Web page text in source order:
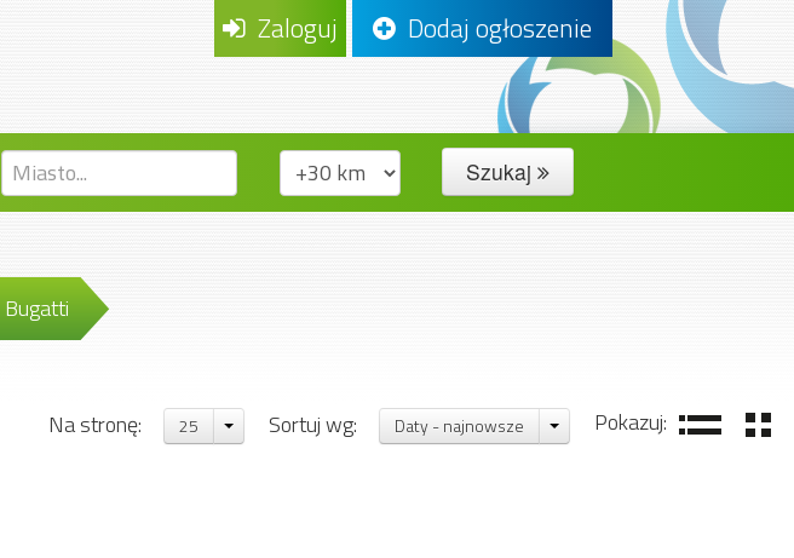
Zaloguj Dodaj ogłoszenie
Szukaj
Bugatti
Pokazuj:
Sortuj wg: Daty - najnowsze
Na stronę: 25